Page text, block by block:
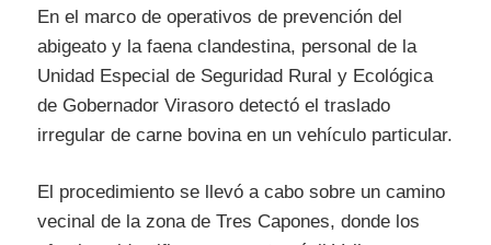
En el marco de operativos de prevención del
abigeato y la faena clandestina, personal de la
Unidad Especial de Seguridad Rural y Ecológica
de Gobernador Virasoro detectó el traslado
irregular de carne bovina en un vehículo particular.
El procedimiento se llevó a cabo sobre un camino
vecinal de la zona de Tres Capones, donde los